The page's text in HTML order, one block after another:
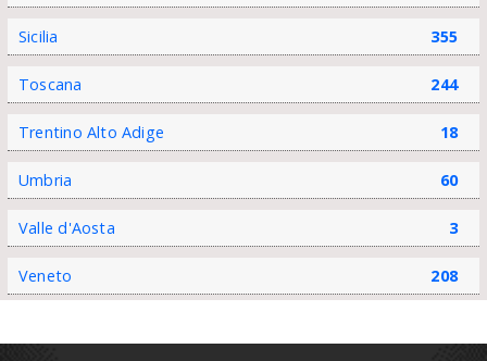
Sicilia 355
Toscana 244
Trentino Alto Adige 18
Umbria 60
Valle d'Aosta 3
Veneto 208